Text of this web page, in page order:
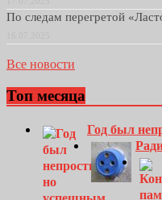
По следам перегретой
Все новости
Топ месяца
Год был